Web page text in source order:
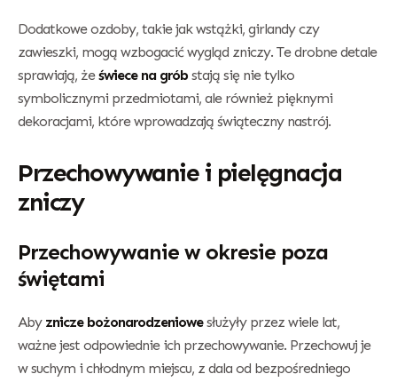
Dodatkowe ozdoby, takie jak wstążki, girlandy czy
zawieszki, mogą wzbogacić wygląd zniczy. Te drobne detale
sprawiają, żeświece na grób stają się nie tylko
symbolicznymi przedmiotami, ale również pięknymi
dekoracjami, które wprowadzają świąteczny nastrój.
Przechowywanie i pielęgnacja
zniczy
Przechowywanie w okresie poza
świętami
Aby znicze bożonarodzeniowesłużyły przez wiele lat,
ważne jest odpowiednie ich przechowywanie. Przechowuj je
w suchym i chłodnym miejscu, z dala od bezpośredniego